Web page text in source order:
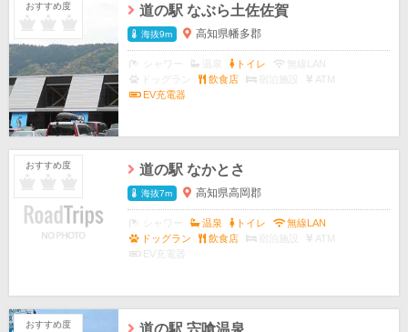
おすすめ度 道の駅 なぶら土佐佐賀
海抜9m 高知県幡多郡
トイレ
無線LAN
ドッグラン
飲食店 宿泊施設
ATM
EV充電器
おすすめ度 道の駅 なかとさ
海抜7m 高知県高岡郡
温泉 トイレ
無線LAN
ドッグラン
飲食店 宿泊施設
ATM
EV充電器
おすすめ度 道の駅 宍喰温泉